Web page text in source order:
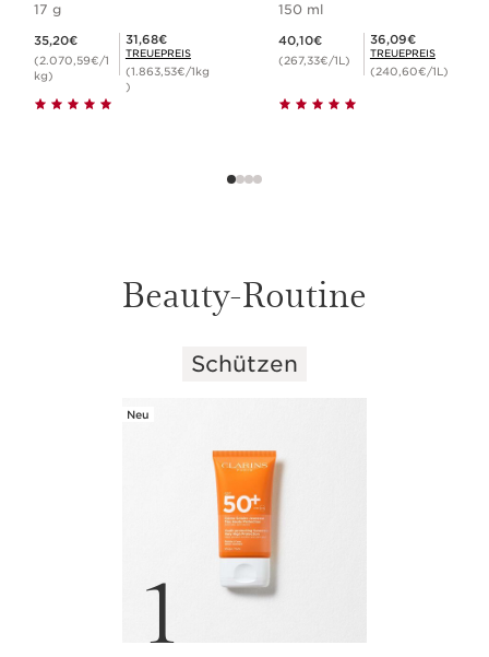
17 g
35,20€
(2.070,59€/1
kg)
Mitgliederpreis 31,68€
31,68€
TREUEPREIS
(1.863,53€/1kg
)
150 ml
40,10€
(267,33€/1L)
Mitgliederpreis 36,09€
36,09€
TREUEPREIS
(240,60€/1L)
Beauty-Routine
Schützen
1
Neu